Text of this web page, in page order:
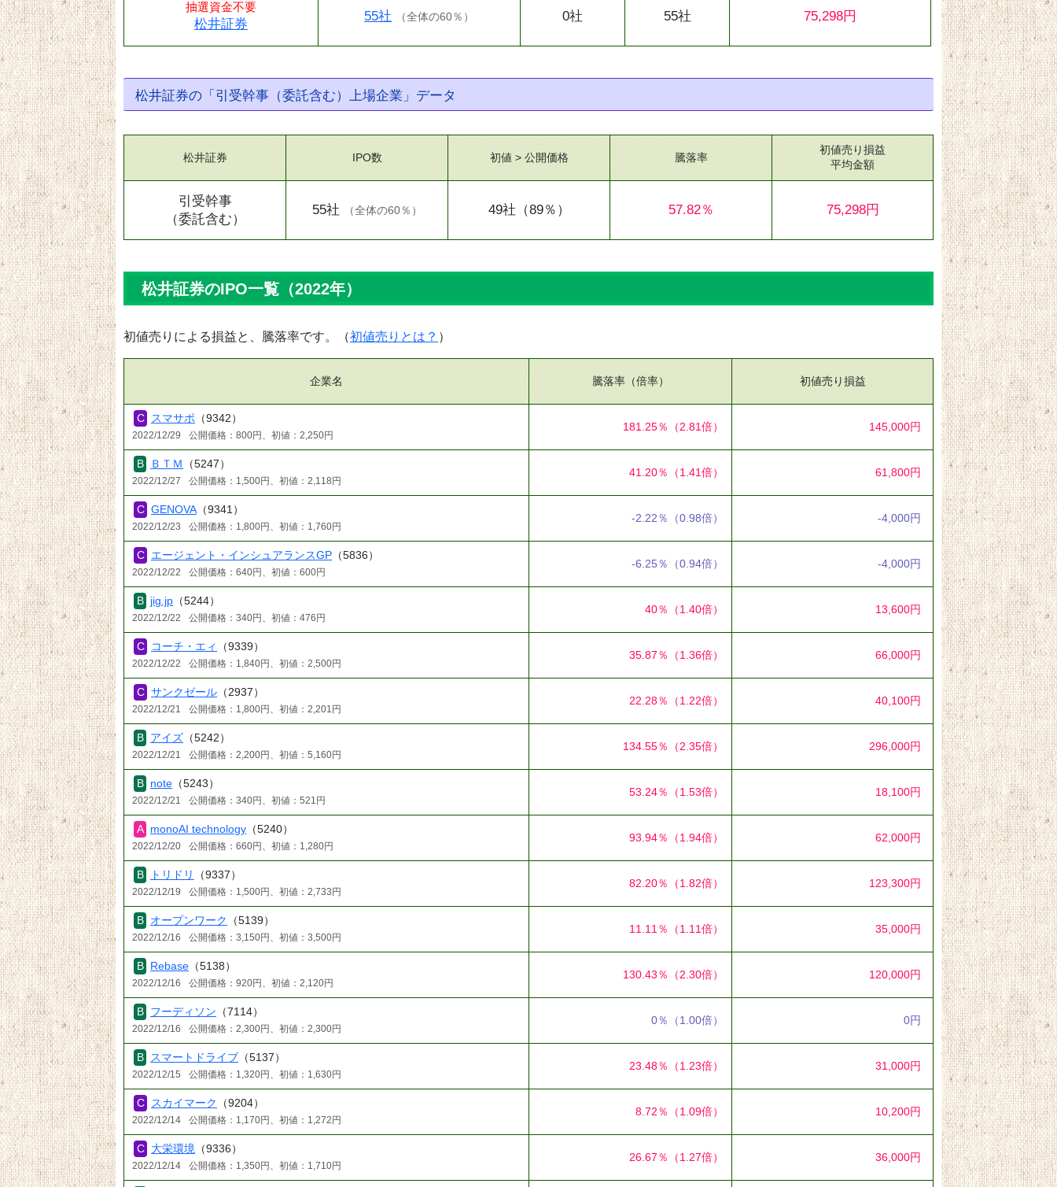
抽選資金不要
松井証券
55社 （全体の60％ ） 0社 55社 75,298円
松井証券の「引受幹事（委託含む）上場企業」データ
松井証券
引受幹事
（委託含む）
IPO数
55社 （全体の60％ ）
初値 > 公開価格
49社 （89％）
騰落率
57.82％
初値売り損益
平均金額
75,298円
松井証券のIPO一覧（2022年）
初値売りによる損益と、騰落率です。（初値売りとは？ ）
企業名 騰落率（倍率） 初値売り損益
スマサポ （9342）
2022/12/29 公開価格：800円、初値：2,250円
181.25％ （2.81倍） 145,000円
ＢＴＭ （5247）
2022/12/27 公開価格：1,500円、初値：2,118円
41.20％ （1.41倍） 61,800円
GENOVA （9341）
2022/12/23 公開価格：1,800円、初値：1,760円
-2.22％ （0.98倍） -4,000円
エージェント・インシュアランスGP （5836）
2022/12/22 公開価格：640円、初値：600円
-6.25％ （0.94倍） -4,000円
jig.jp （5244）
2022/12/22 公開価格：340円、初値：476円
40％ （1.40倍） 13,600円
コーチ・エィ （9339）
2022/12/22 公開価格：1,840円、初値：2,500円
35.87％ （1.36倍） 66,000円
サンクゼール （2937）
2022/12/21 公開価格：1,800円、初値：2,201円
22.28％ （1.22倍） 40,100円
アイズ （5242）
2022/12/21 公開価格：2,200円、初値：5,160円
134.55％ （2.35倍） 296,000円
note （5243）
2022/12/21 公開価格：340円、初値：521円
53.24％ （1.53倍） 18,100円
monoAI technology （5240）
2022/12/20 公開価格：660円、初値：1,280円
93.94％ （1.94倍） 62,000円
トリドリ （9337）
2022/12/19 公開価格：1,500円、初値：2,733円
82.20％ （1.82倍） 123,300円
オープンワーク （5139）
2022/12/16 公開価格：3,150円、初値：3,500円
11.11％ （1.11倍） 35,000円
Rebase （5138）
2022/12/16 公開価格：920円、初値：2,120円
130.43％ （2.30倍） 120,000円
フーディソン （7114）
2022/12/16 公開価格：2,300円、初値：2,300円
0％ （1.00倍） 0円
スマートドライブ （5137）
2022/12/15 公開価格：1,320円、初値：1,630円
23.48％ （1.23倍） 31,000円
スカイマーク （9204）
2022/12/14 公開価格：1,170円、初値：1,272円
8.72％ （1.09倍） 10,200円
大栄環境 （9336）
2022/12/14 公開価格：1,350円、初値：1,710円
26.67％ （1.27倍） 36,000円